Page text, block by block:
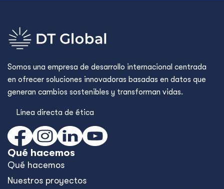
Somos una empresa de desarrollo internacional centrada
en ofrecer soluciones innovadoras basadas en datos que
generan cambios sostenibles y transforman vidas.
Línea directa de ética
Qué hacemos
Qué hacemos
Nuestros proyectos